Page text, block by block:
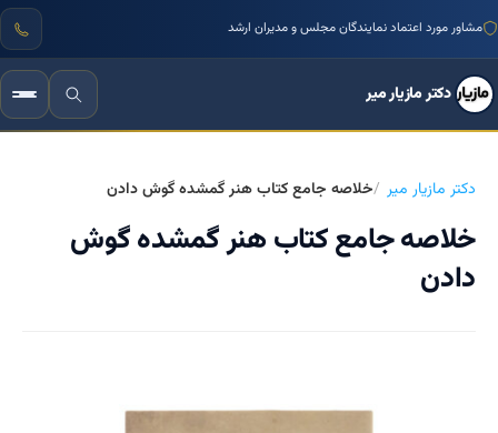
مشاور مورد اعتماد نمایندگان مجلس و مدیران ارشد
دکتر مازیار میر
دکتر مازیار میر خلاصه جامع کتاب هنر گمشده گوش دادن
خلاصه جامع کتاب هنر گمشده گوش
دادن